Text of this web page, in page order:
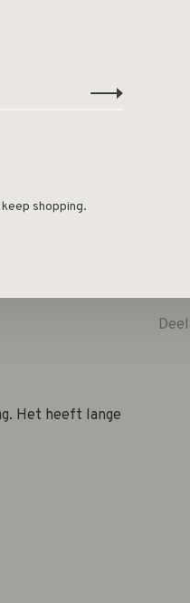
Het heeft lange
shopping.